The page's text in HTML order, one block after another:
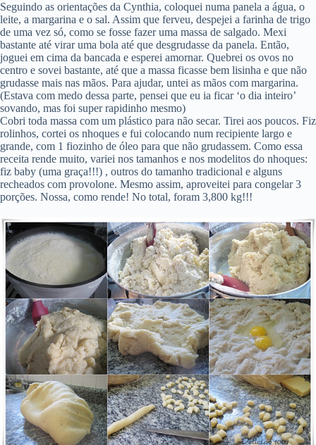
Seguindo as orientações da Cynthia, coloquei numa panela a água, o
leite, a margarina e o sal. Assim que ferveu, despejei a farinha de trigo
de uma vez só, como se fosse fazer uma massa de salgado. Mexi
bastante até virar uma bola até que desgrudasse da panela. Então,
joguei em cima da bancada e esperei amornar. Quebrei os ovos no
centro e sovei bastante, até que a massa ficasse bem lisinha e que não
grudasse mais nas mãos. Para ajudar, untei as mãos com margarina.
(Estava com medo dessa parte, pensei que eu ia ficar ‘o dia inteiro’
sovando, mas foi super rapidinho mesmo)
Cobri toda massa com um plástico para não secar. Tirei aos poucos. Fiz
rolinhos, cortei os nhoques e fui colocando num recipiente largo e
grande, com 1 fiozinho de óleo para que não grudassem. Como essa
receita rende muito, variei nos tamanhos e nos modelitos do nhoques:
fiz baby (uma graça!!!) , outros do tamanho tradicional e alguns
recheados com provolone. Mesmo assim, aproveitei para congelar 3
porções. Nossa, como rende! No total, foram 3,800 kg!!!